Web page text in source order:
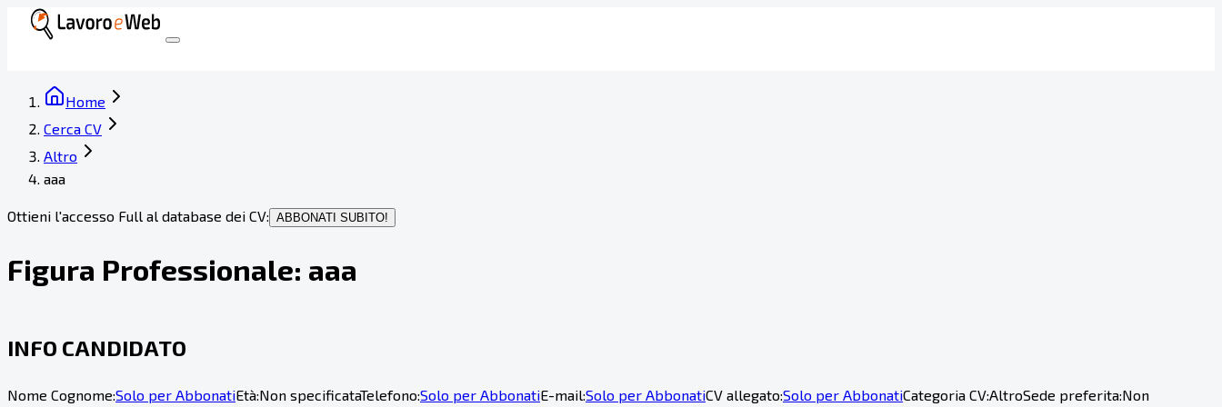
Home
Cerca CV
Altro
aaa
Ottieni l'accesso Full al database dei CV: ABBONATI SUBITO!
Figura Professionale: aaa
INFO CANDIDATO
Nome Cognome:Solo per AbbonatiEtà:Non specificataTelefono:Solo per AbbonatiE-mail:Solo per AbbonatiCV allegato:Solo per AbbonatiCategoria CV:AltroSede preferita:Non